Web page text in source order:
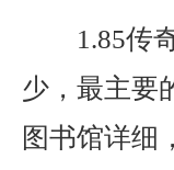
1.85传
少，最主要
图书馆详细